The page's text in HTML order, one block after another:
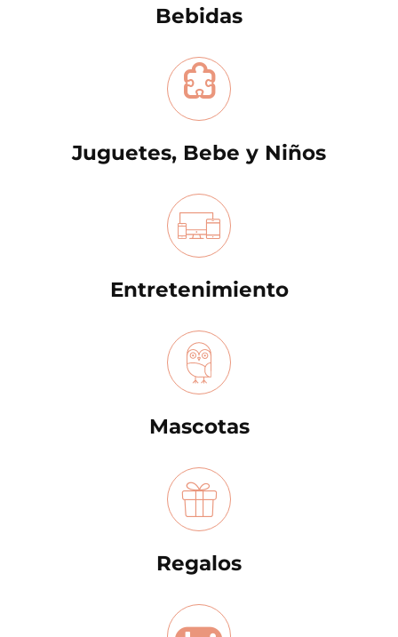
Bebidas
Juguetes, Bebe y Niños
Entretenimiento
Mascotas
Regalos